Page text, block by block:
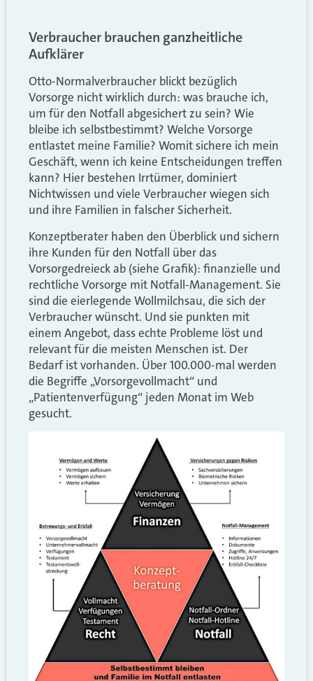
Verbraucher brauchen ganzheitliche
Aufklärer
Otto-Normalverbraucher blickt bezüglich
Vorsorge nicht wirklich durch: was brauche ich,
um für den Notfall abgesichert zu sein? Wie
bleibe ich selbstbestimmt? Welche Vorsorge
entlastet meine Familie? Womit sichere ich mein
Geschäft, wenn ich keine Entscheidungen treffen
kann? Hier bestehen Irrtümer, dominiert
Nichtwissen und viele Verbraucher wiegen sich
und ihre Familien in falscher Sicherheit.
Konzeptberater haben den Überblick und sichern
ihre Kunden für den Notfall über das
Vorsorgedreieck ab (siehe Grafik): finanzielle und
rechtliche Vorsorge mit Notfall-Management. Sie
sind die eierlegende Wollmilchsau, die sich der
Verbraucher wünscht. Und sie punkten mit
einem Angebot, dass echte Probleme löst und
relevant für die meisten Menschen ist. Der
Bedarf ist vorhanden. Über 100.000-mal werden
die Begriffe „Vorsorgevollmacht“ und
„Patientenverfügung“ jeden Monat im Web
gesucht.